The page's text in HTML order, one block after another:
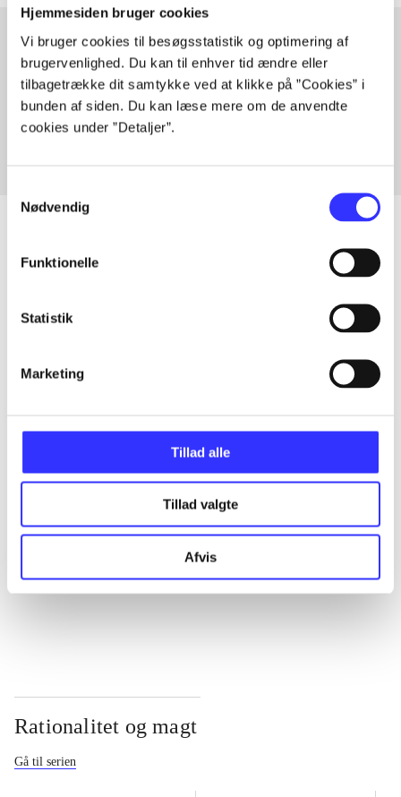
Hjemmesiden bruger cookies
Vi bruger cookies til besøgsstatistik og optimering af
brugervenlighed. Du kan til enhver tid ændre eller
tilbagetrække dit samtykke ved at klikke på ”Cookies” i
bunden af siden. Du kan læse mere om de anvendte
cookies under ”Detaljer”.
Nødvendig
Funktionelle
Statistik
Marketing
Tillad alle
Tillad valgte
Afvis
Artikler med samme emner
Fra
...
...
Rationalitet og magt
Gå til serien